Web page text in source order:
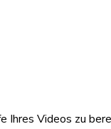
Videos zu